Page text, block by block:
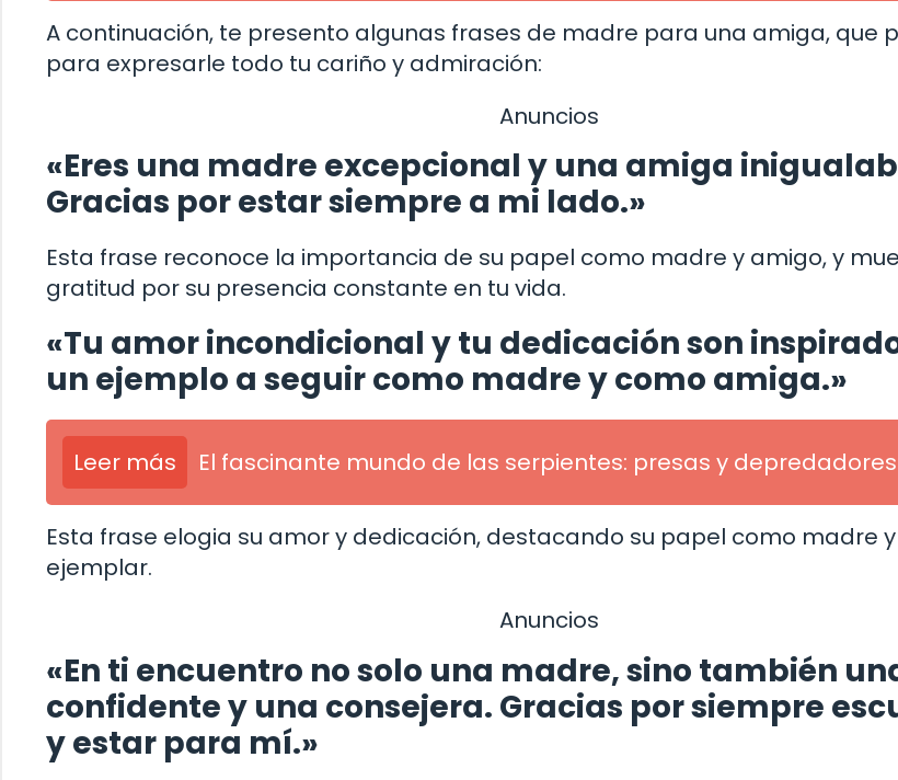
A continuación, te presento algunas frases de madre para una amiga, que
para expresarle todo tu cariño y admiración:
Anuncios
«Eres una madre excepcional y una amiga
Gracias por estar siempre a mi lado.»
Esta frase reconoce la importancia de su papel como madre y amigo, y
gratitud por su presencia constante en tu vida.
«Tu amor incondicional y tu dedicación son
un ejemplo a seguir como madre y como amiga.»
Leer más El fascinante mundo de las serpientes: presas y
Esta frase elogia su amor y dedicación, destacando su papel como madre
ejemplar.
Anuncios
«En ti encuentro no solo una madre, sino también
confidente y una consejera. Gracias por siempre
y estar para mí.»